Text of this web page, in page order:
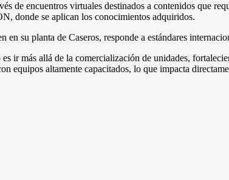
de encuentros virtuales destinados a contenidos que
donde se aplican los conocimientos adquiridos.
su planta de Caseros, responde a estándares
ir más allá de la comercialización de unidades,
equipos altamente capacitados, lo que impacta